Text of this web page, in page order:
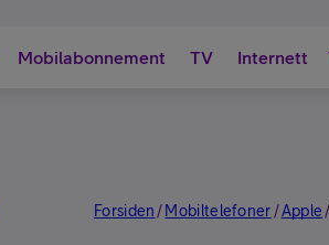
Mobilabonnement TV Internett
Forsiden /Mobiltelefoner /Apple /